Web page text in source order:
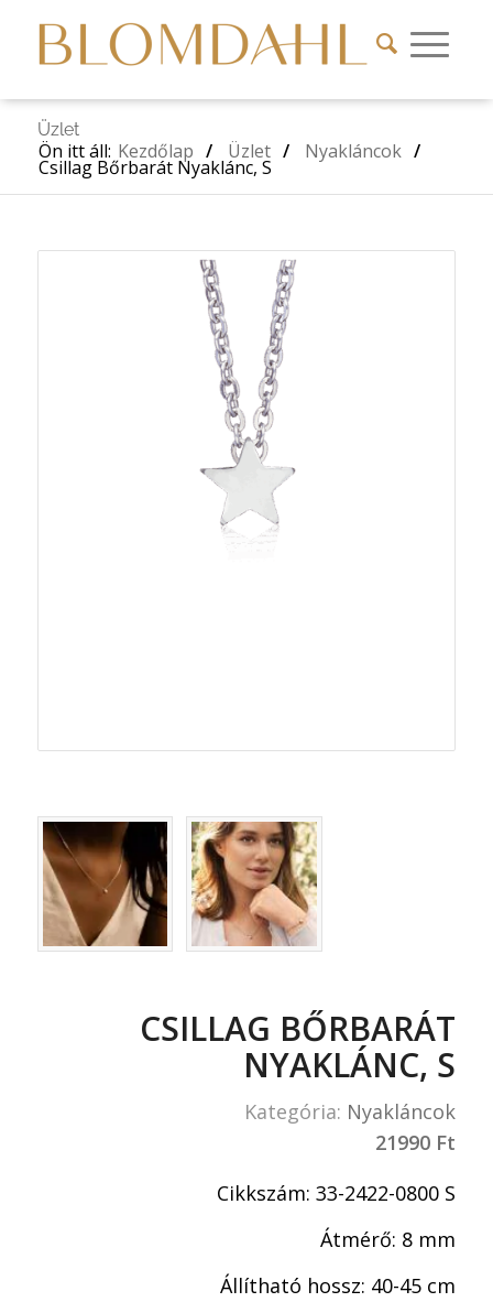
Üzlet
Ön itt áll: Kezdőlap / Üzlet / Nyakláncok /
Csillag Bőrbarát Nyaklánc, S
CSILLAG BŐRBARÁT
NYAKLÁNC, S
Kategória: Nyakláncok
21990 Ft
Cikkszám: 33-2422-0800 S
Átmérő: 8 mm
Állítható hossz: 40-45 cm